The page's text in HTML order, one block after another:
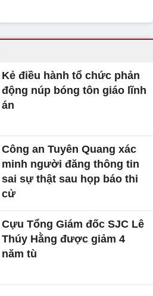
Kẻ điều hành tổ chức phản
động núp bóng tôn giáo lĩnh
án
Công an Tuyên Quang xác
minh người đăng thông tin
sai sự thật sau họp báo thi
cử
Cựu Tổng Giám đốc SJC Lê
Thúy Hằng được giảm 4
năm tù